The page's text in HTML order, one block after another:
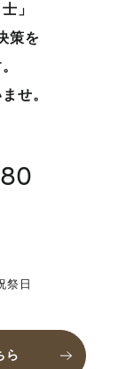
」
策を
せ。
祭日
ら